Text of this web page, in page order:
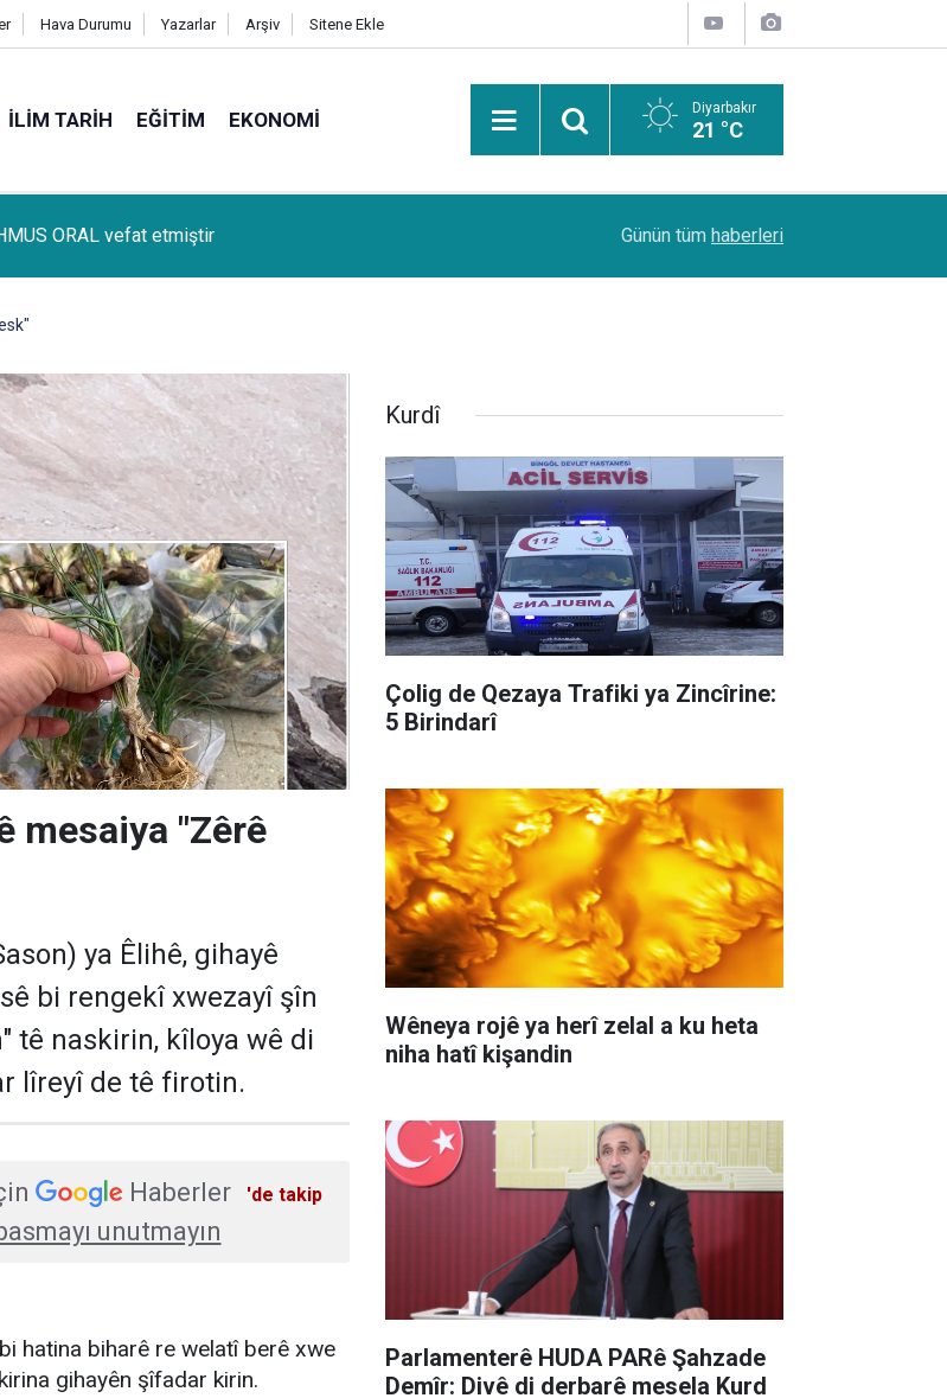
Hava Durumu Yazarlar Arşiv Sitene Ekle
İLIM TARIH EĞITIM EKONOMI Diyarbakır
21 °C
Köyünden MEYRİ GÜL vefat etmiştir
kanserlerine de yol açabilir
Günün tüm haberleri
mesaiya "Zêrê
ya Êlihê, gihayê
bi rengekî xwezayî şîn
tê naskirin, kîloya wê di
lîreyî de tê firotin.
Haberler
'de takip
unutmayın
hatina biharê re welatî berê xwe
gihayên şîfadar kirin.
Kurdî
Çolig de Qezaya Trafiki ya Zincîrine:
5 Birindarî
Wêneya rojê ya herî zelal a ku heta
niha hatî kişandin
Parlamenterê HUDA PARê Şahzade
Demîr: Divê di derbarê mesela Kurd